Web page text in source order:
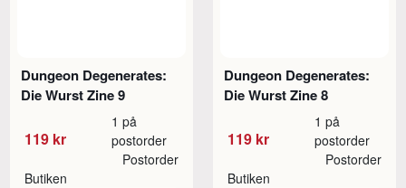
Dungeon Degenerates:
Die Wurst Zine 9
119 kr
1 på
postorder
Butiken
Postorder
Dungeon Degenerates:
Die Wurst Zine 8
119 kr
1 på
postorder
Butiken
Postorder